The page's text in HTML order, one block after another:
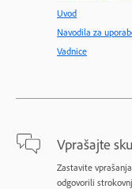
Uvod
Navodila za
Vadnice
Vprašajte
Zastavite
odgovorili